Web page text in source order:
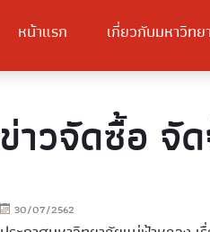
หน้าแรก เกี่ยวกับมหาวิทย
ข่าวจัดซื้อ จั
30/07/2562